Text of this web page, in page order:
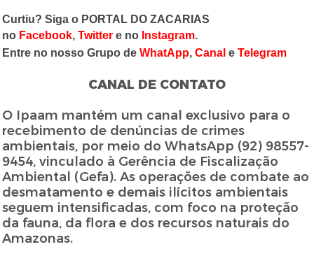
Curtiu? Siga o PORTAL DO ZACARIAS
no Facebook,Twitter e no Instagram.
Entre no nosso Grupo deWhatApp,Canal eTelegram
CANAL DE CONTATO
O Ipaam mantém um canal exclusivo para o
recebimento de denúncias de crimes
ambientais, por meio do WhatsApp (92) 98557-
9454, vinculado à Gerência de Fiscalização
Ambiental (Gefa). As operações de combate ao
desmatamento e demais ilícitos ambientais
seguem intensificadas, com foco na proteção
da fauna, da flora e dos recursos naturais do
Amazonas.